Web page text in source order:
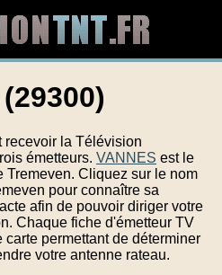
recevoir la Télévision
émetteurs. VANNES est le
Tremeven. Cliquez sur le nom
pour connaître sa
afin de pouvoir diriger votre
Chaque fiche d'émetteur TV
permettant de déterminer
votre antenne rateau.